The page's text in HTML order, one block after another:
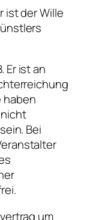
ist der Wille
Er ist an
haben
Bei
um